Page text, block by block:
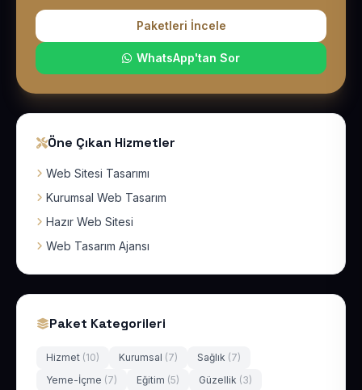
Paketleri İncele
WhatsApp'tan Sor
Öne Çıkan Hizmetler
Web Sitesi Tasarımı
Kurumsal Web Tasarım
Hazır Web Sitesi
Web Tasarım Ajansı
Paket Kategorileri
Hizmet (10) Kurumsal (7) Sağlık (7)
Yeme-İçme (7) Eğitim (5) Güzellik (3)